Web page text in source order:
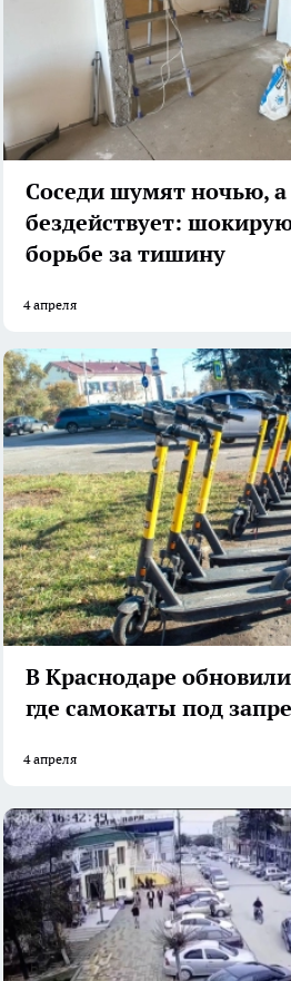
Соседи шумят ночью,
бездействует:
борьбе за тишину
4 апреля
В Краснодаре
где самокаты под
4 апреля